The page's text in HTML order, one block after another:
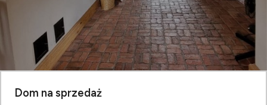
Dom na sprzedaż